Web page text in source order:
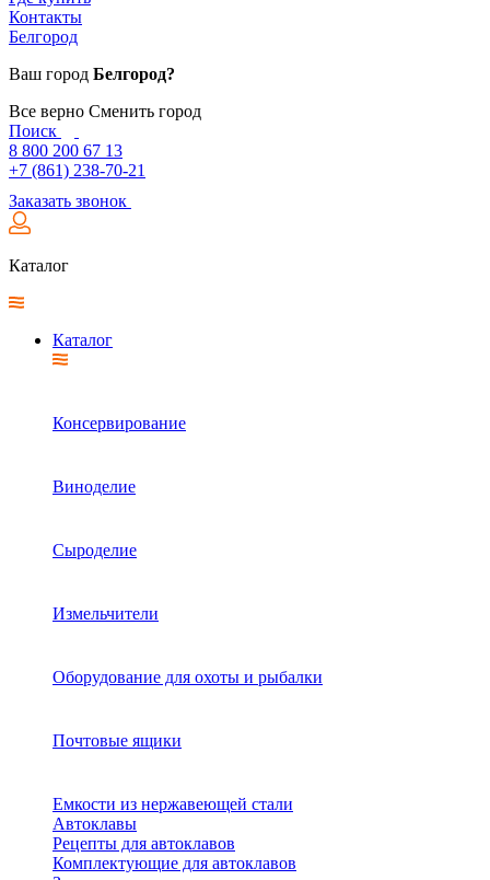
Контакты
Белгород
Ваш город Белгород?
Все верно Сменить город
Поиск
8 800 200 67 13
+7 (861) 238-70-21
Заказать звонок
Каталог
Каталог
Консервирование
Виноделие
Сыроделие
Измельчители
Оборудование для охоты и рыбалки
Почтовые ящики
Емкости из нержавеющей стали
Автоклавы
Рецепты для автоклавов
Комплектующие для автоклавов